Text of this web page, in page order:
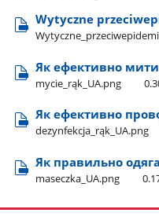
Wytyczne
Як ефективно
mycie​_rąk​_UA.png
Як ефективно
dezynfekcja​_rąk​_UA.png
Як правильно
maseczka​_UA.png